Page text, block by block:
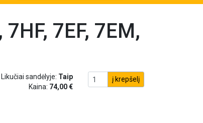
7EF, 7EM,
Likučiai sandėlyje: Taip
Kaina: 74,00 €
į krepšelį